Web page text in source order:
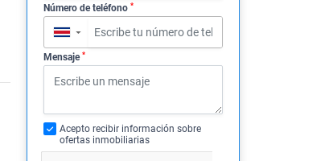
Número de teléfono *
▼
Mensaje *
Acepto recibir información sobre
ofertas inmobiliarias